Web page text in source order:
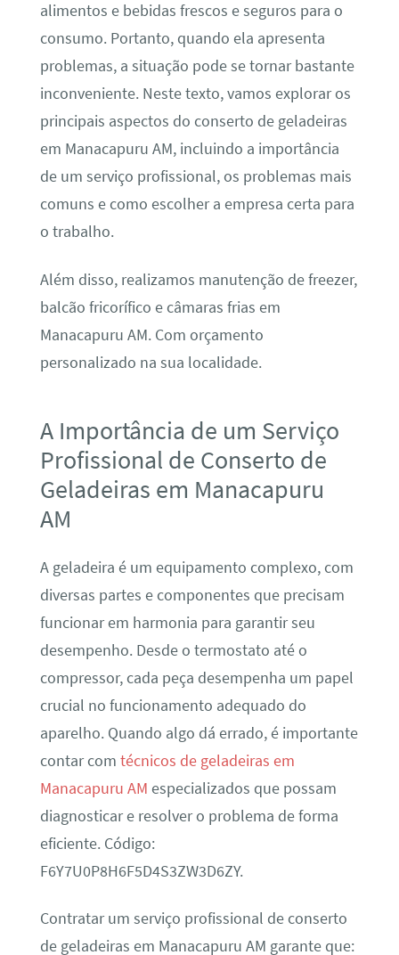
alimentos e bebidas frescos e seguros para o
consumo. Portanto, quando ela apresenta
problemas, a situação pode se tornar bastante
inconveniente. Neste texto, vamos explorar os
principais aspectos do conserto de geladeiras
em Manacapuru AM, incluindo a importância
de um serviço profissional, os problemas mais
comuns e como escolher a empresa certa para
o trabalho.
Além disso, realizamos manutenção de freezer,
balcão fricorífico e câmaras frias em
Manacapuru AM. Com orçamento
personalizado na sua localidade.
A Importância de um Serviço
Profissional de Conserto de
Geladeiras em Manacapuru
AM
A geladeira é um equipamento complexo, com
diversas partes e componentes que precisam
funcionar em harmonia para garantir seu
desempenho. Desde o termostato até o
compressor, cada peça desempenha um papel
crucial no funcionamento adequado do
aparelho. Quando algo dá errado, é importante
contar com técnicos de geladeiras em
Manacapuru AM especializados que possam
diagnosticar e resolver o problema de forma
eficiente. Código:
F6Y7U0P8H6F5D4S3ZW3D6ZY.
Contratar um serviço profissional de conserto
de geladeiras em Manacapuru AM garante que: